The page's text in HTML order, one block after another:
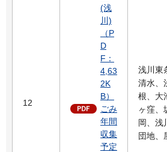
12
(浅
川)
（P
D
F：
4,63
2K
B）
ごみ
年間
収集
予定
浅川東
清水、
根、大
ヶ窪、
岡、浅
団地、